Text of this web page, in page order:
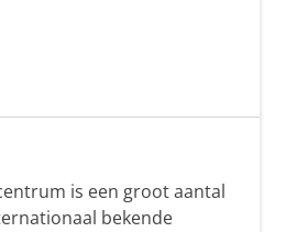
is een groot aantal
bekende